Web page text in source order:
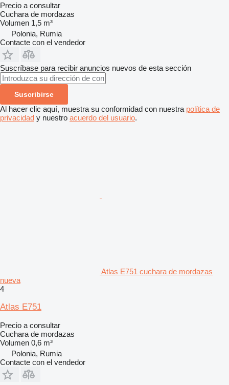
Precio a consultar
Cuchara de mordazas
Volumen 1,5 m³
Polonia, Rumia
Contacte con el vendedor
Suscríbase para recibir anuncios nuevos de esta sección
Suscribirse
Al hacer clic aquí, muestra su conformidad con nuestra política de
privacidad y nuestro acuerdo del usuario.
Atlas E751 cuchara de mordazas
nueva
4
Atlas E751
Precio a consultar
Cuchara de mordazas
Volumen 0,6 m³
Polonia, Rumia
Contacte con el vendedor